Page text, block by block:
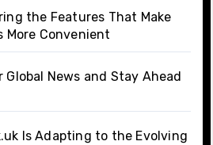
the Features That Make
More Convenient
Global News and Stay Ahead
Is Adapting to the Evolving